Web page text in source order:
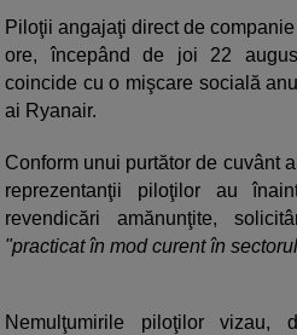
Piloţii angajaţi direct de
ore, începând de joi 22
coincide cu o mişcare socială
ai Ryanair.
Conform unui purtător de cuvânt
reprezentanţii piloţilor au
revendicări amănunţite,
"practicat în mod curent în
Nemulţumirile piloţilor vizau,